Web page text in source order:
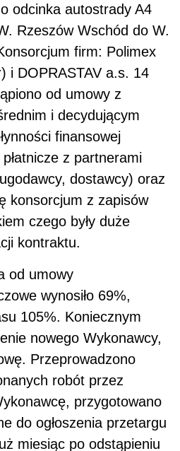
odcinka autostrady A4
Rzeszów Wschód do W.
firm: Polimex
i DOPRASTAV a.s. 14
od umowy z
i decydującym
finansowej
z partnerami
dostawcy) oraz
konsorcjum z zapisów
czego były duże
kontraktu.
od umowy
wynosiło 69%,
105%. Koniecznym
nowego Wykonawcy,
Przeprowadzono
robót przez
przygotowano
do ogłoszenia przetargu
miesiąc po odstąpieniu